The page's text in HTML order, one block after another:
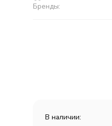
Бренды:
В наличии: